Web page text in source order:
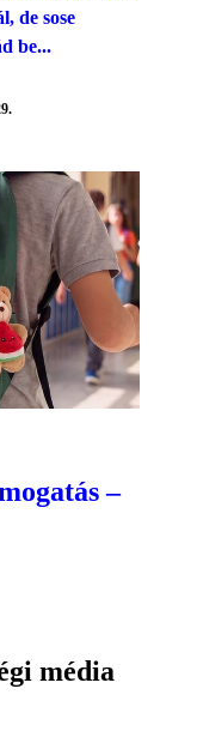
de sose
be...
–
média